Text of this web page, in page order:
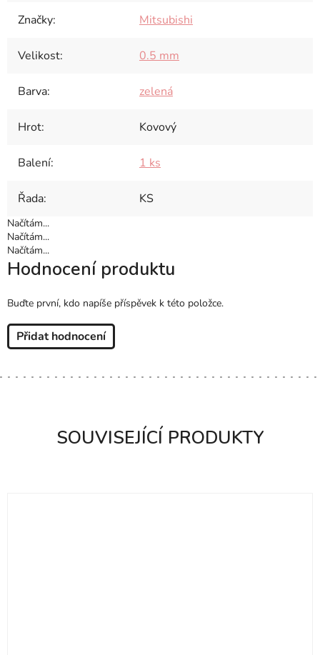
SOUVISEJÍCÍ PRODUKTY
Značky: Mitsubishi
Velikost: 0.5 mm
Barva: zelená
Hrot: Kovový
Balení: 1 ks
Řada: KS
Načítám...
Načítám...
Načítám...
Hodnocení produktu
Buďte první, kdo napíše příspěvek k této položce.
Přidat hodnocení